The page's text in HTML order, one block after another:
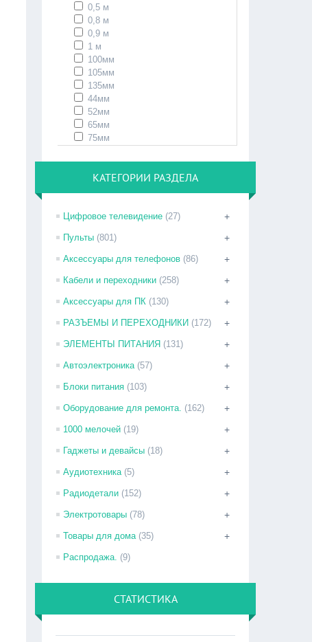
0,5 м
0,8 м
0,9 м
1 м
100мм
105мм
135мм
44мм
52мм
65мм
75мм
КАТЕГОРИИ РАЗДЕЛА
+
Цифровое телевидение (27)
+
Пульты (801)
+
Аксессуары для телефонов (86)
+
Кабели и переходники (258)
+
Аксессуары для ПК (130)
+
РАЗЪЕМЫ И ПЕРЕХОДНИКИ (172)
+
ЭЛЕМЕНТЫ ПИТАНИЯ (131)
+
Автоэлектроника (57)
+
Блоки питания (103)
+
Оборудование для ремонта. (162)
+
1000 мелочей (19)
+
Гаджеты и девайсы (18)
+
Аудиотехника (5)
+
Радиодетали (152)
+
Электротовары (78)
+
Товары для дома (35)
Распродажа. (9)
СТАТИСТИКА